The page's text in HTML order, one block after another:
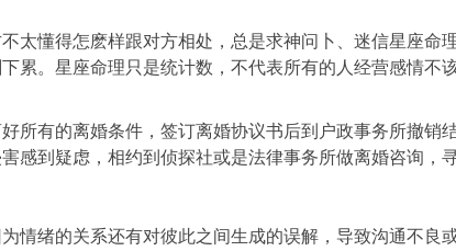
太懂得怎麽样跟对方相处，总是求神问卜、迷信星座命
累。星座命理只是统计数，不代表所有的人经营感情不
所有的离婚条件，签订离婚协议书后到户政事务所撤销
感到疑虑，相约到侦探社或是法律事务所做离婚咨询，
情绪的关系还有对彼此之间生成的误解，导致沟通不良